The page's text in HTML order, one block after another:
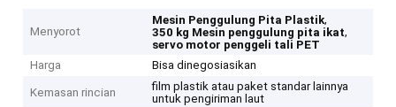
Menyorot
Mesin Penggulung Pita Plastik,
350 kg Mesin penggulung pita ikat,
servo motor penggeli tali PET
Harga
Bisa dinegosiasikan
Kemasan rincian
film plastik atau paket standar lainnya
untuk pengiriman laut